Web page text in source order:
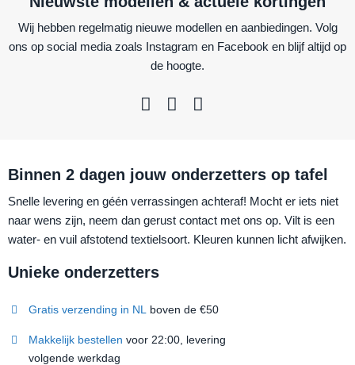
Wij hebben regelmatig nieuwe modellen en aanbiedingen. Volg
ons op social media zoals Instagram en Facebook en blijf altijd op
de hoogte.
Binnen 2 dagen jouw onderzetters op tafel
Snelle levering en géén verrassingen achteraf! Mocht er iets niet
naar wens zijn, neem dan gerust contact met ons op. Vilt is een
water- en vuil afstotend textielsoort. Kleuren kunnen licht afwijken.
Unieke onderzetters
Gratis verzending in NL boven de €50
Makkelijk bestellen voor 22:00, levering
volgende werkdag